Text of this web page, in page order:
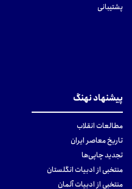
پشتیبانی
پیشنهاد نهنگ
مطالعات انقلاب
تاریخ معاصر ایران
تجدید چاپی‌ها
منتخبی از ادبیات انگلستان
منتخبی از ادبیات آلمان